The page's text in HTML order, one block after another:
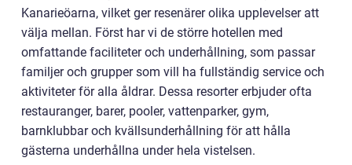
Kanarieöarna, vilket ger resenärer olika upplevelser att
välja mellan. Först har vi de större hotellen med
omfattande faciliteter och underhållning, som passar
familjer och grupper som vill ha fullständig service och
aktiviteter för alla åldrar. Dessa resorter erbjuder ofta
restauranger, barer, pooler, vattenparker, gym,
barnklubbar och kvällsunderhållning för att hålla
gästerna underhållna under hela vistelsen.